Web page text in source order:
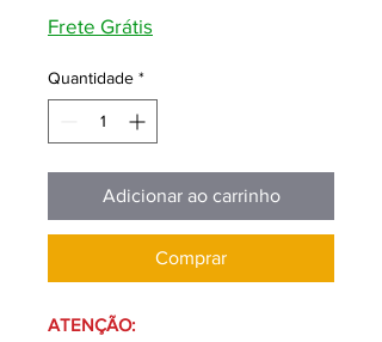
Frete Grátis
Quantidade *
Adicionar ao carrinho
Comprar
ATENÇÃO: